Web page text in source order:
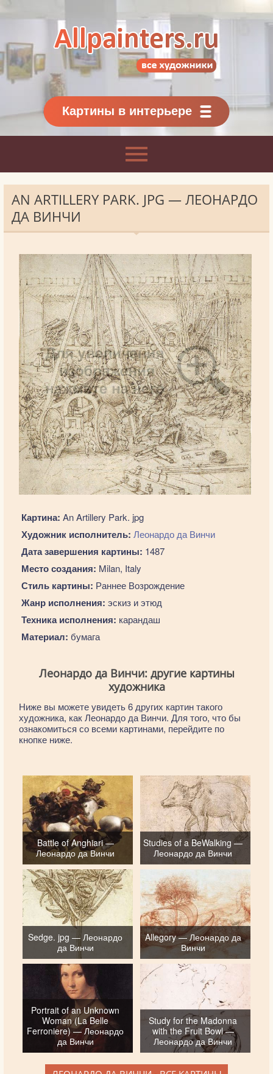
Картины классиков
и современников
Картины в интерьере
AN ARTILLERY PARK. JPG — ЛЕОНАРДО
ДА ВИНЧИ
Картина: An Artillery Park. jpg
Художник исполнитель: Леонардо да Винчи
Дата завершения картины: 1487
Место создания: Milan, Italy
Стиль картины: Раннее Возрождение
Жанр исполнения: эскиз и этюд
Техника исполнения: карандаш
Материал: бумага
Леонардо да Винчи: другие картины
художника
Ниже вы можете увидеть 6 других картин такого
художника, как Леонардо да Винчи. Для того, что бы
ознакомиться со всеми картинами, перейдите по
кнопке ниже.
Battle of Anghiari —
Леонардо да Винчи
Studies of a BeWalking —
Леонардо да Винчи
Sedge. jpg — Леонардо
да Винчи
Allegory — Леонардо да
Винчи
Portrait of an Unknown
Woman (La Belle
Ferroniere) — Леонардо
да Винчи
Study for the Madonna
with the Fruit Bowl —
Леонардо да Винчи